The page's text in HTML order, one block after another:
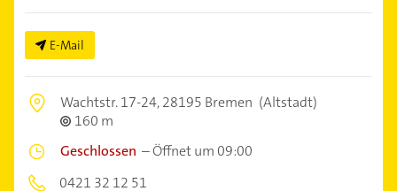
E-Mail
Wachtstr. 17-24,28195 Bremen (Altstadt)
160 m
Geschlossen –Öffnet um 09:00
0421 32 12 51